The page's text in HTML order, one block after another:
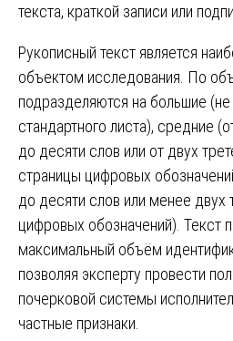
текста, краткой записи или
Рукописный текст является
объектом исследования. По
подразделяются на большие
стандартного листа), средние
до десяти слов или от двух
страницы цифровых
до десяти слов или менее двух
цифровых обозначений). Текст
максимальный объём
позволяя эксперту провести
почерковой системы
частные признаки.